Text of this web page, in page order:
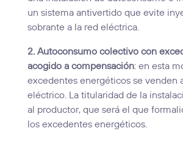
un sistema antivertido que evite
sobrante a la red eléctrica.
2. Autoconsumo colectivo con
acogido a compensación: en esta
excedentes energéticos se venden
eléctrico. La titularidad de la
al productor, que será el que
los excedentes energéticos.